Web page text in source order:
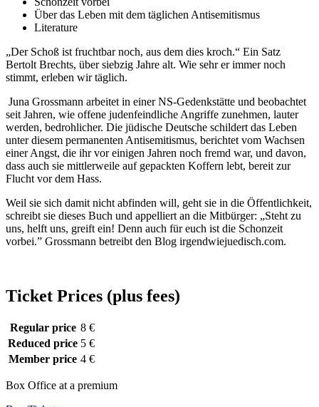
Über das Leben mit dem täglichen Antisemitismus
Literature
„Der Schoß ist fruchtbar noch, aus dem dies kroch.“ Ein Satz
Bertolt Brechts, über siebzig Jahre alt. Wie sehr er immer noch
stimmt, erleben wir täglich.
Juna Grossmann arbeitet in einer NS-Gedenkstätte und beobachtet
seit Jahren, wie offene judenfeindliche Angriffe zunehmen, lauter
werden, bedrohlicher. Die jüdische Deutsche schildert das Leben
unter diesem permanenten Antisemitismus, berichtet vom Wachsen
einer Angst, die ihr vor einigen Jahren noch fremd war, und davon,
dass auch sie mittlerweile auf gepackten Koffern lebt, bereit zur
Flucht vor dem Hass.
Weil sie sich damit nicht abfinden will, geht sie in die Öffentlichkeit,
schreibt sie dieses Buch und appelliert an die Mitbürger: „Steht zu
uns, helft uns, greift ein! Denn auch für euch ist die Schonzeit
vorbei.” Grossmann betreibt den Blog irgendwiejuedisch.com.
Ticket Prices (plus fees)
Regular price 8 €
Reduced price 5 €
Member price 4 €
Box Office at a premium